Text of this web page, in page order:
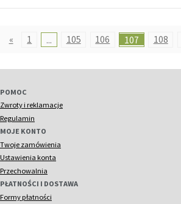
« 1 ... 105 106 107 108
POMOC
Zwroty i reklamacje
Regulamin
MOJE KONTO
Twoje zamówienia
Ustawienia konta
Przechowalnia
PŁATNOŚCI I DOSTAWA
Formy płatności